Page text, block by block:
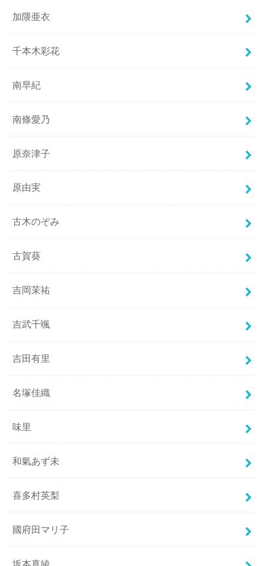
加隈亜衣
千本木彩花
南早紀
南條愛乃
原奈津子
原由実
古木のぞみ
古賀葵
吉岡茉祐
吉武千颯
吉田有里
名塚佳織
味里
和氣あず未
喜多村英梨
國府田マリ子
坂本真綾